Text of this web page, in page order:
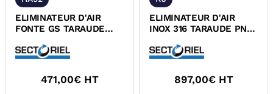
ELIMINATEUR D'AIR
FONTE GS TARAUDE
471,00€ HT
ELIMINATEUR D'AIR
INOX 316 TARAUDE PN25
897,00€ HT